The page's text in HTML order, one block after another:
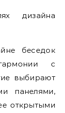
дизайна
беседок
с
выбирают
панелями,
открытыми